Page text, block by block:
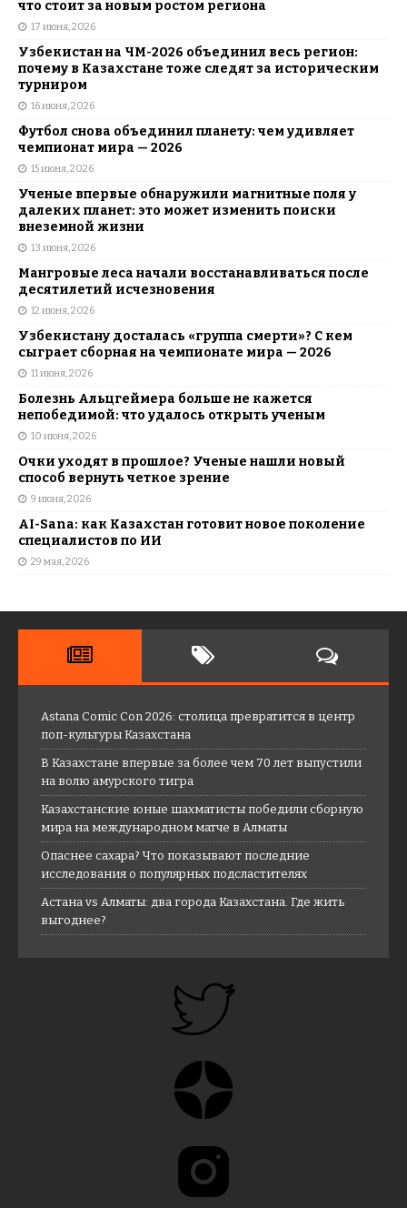
что стоит за новым ростом региона
17 июня, 2026
Узбекистан на ЧМ-2026 объединил весь регион:
почему в Казахстане тоже следят за историческим
турниром
16 июня, 2026
Футбол снова объединил планету: чем удивляет
чемпионат мира — 2026
15 июня, 2026
Ученые впервые обнаружили магнитные поля у
далеких планет: это может изменить поиски
внеземной жизни
13 июня, 2026
Мангровые леса начали восстанавливаться после
десятилетий исчезновения
12 июня, 2026
Узбекистану досталась «группа смерти»? С кем
сыграет сборная на чемпионате мира — 2026
11 июня, 2026
Болезнь Альцгеймера больше не кажется
непобедимой: что удалось открыть ученым
10 июня, 2026
Очки уходят в прошлое? Ученые нашли новый
способ вернуть четкое зрение
9 июня, 2026
AI-Sana: как Казахстан готовит новое поколение
специалистов по ИИ
29 мая, 2026
Astana Comic Con 2026: столица превратится в центр
поп-культуры Казахстана
В Казахстане впервые за более чем 70 лет выпустили
на волю амурского тигра
Казахстанские юные шахматисты победили сборную
мира на международном матче в Алматы
Опаснее сахара? Что показывают последние
исследования о популярных подсластителях
Астана vs Алматы: два города Казахстана. Где жить
выгоднее?